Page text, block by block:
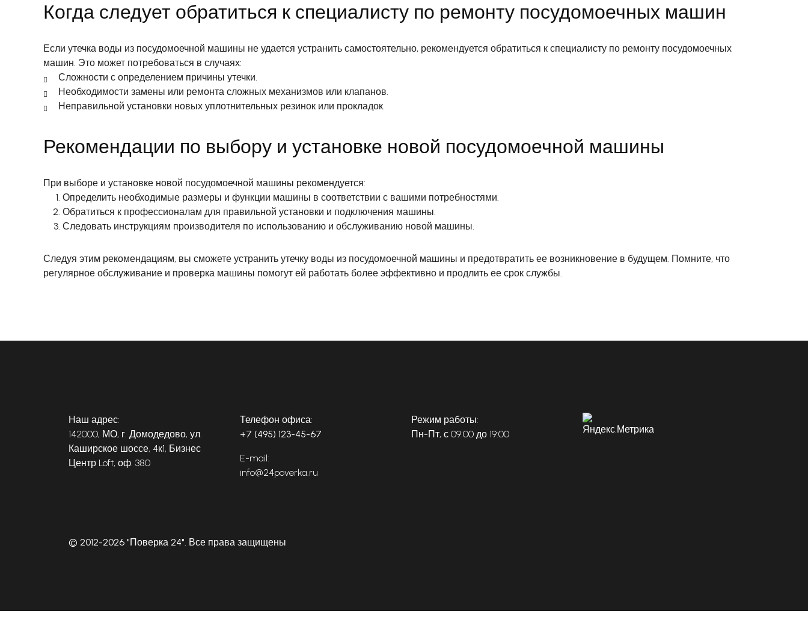
Когда следует обратиться к специалисту по ремонту посудомоечных машин
Если утечка воды из посудомоечной машины не удается устранить самостоятельно, рекомендуется обратиться к специалисту по ремонту посудомоечных
машин. Это может потребоваться в случаях:
Сложности с определением причины утечки.
Необходимости замены или ремонта сложных механизмов или клапанов.
Неправильной установки новых уплотнительных резинок или прокладок.
Рекомендации по выбору и установке новой посудомоечной машины
При выборе и установке новой посудомоечной машины рекомендуется:
Определить необходимые размеры и функции машины в соответствии с вашими потребностями.
Обратиться к профессионалам для правильной установки и подключения машины.
Следовать инструкциям производителя по использованию и обслуживанию новой машины.
Следуя этим рекомендациям, вы сможете устранить утечку воды из посудомоечной машины и предотвратить ее возникновение в будущем. Помните, что
регулярное обслуживание и проверка машины помогут ей работать более эффективно и продлить ее срок службы.
Наш адрес:
142000, МО, г. Домодедово, ул.
Каширское шоссе, 4к1, Бизнес
Центр Loft, оф. 380
Телефон офиса:
+7 (495) 123-45-67
E-mail:
info@24poverka.ru
Режим работы:
Пн-Пт, с 09:00 до 19:00
© 2012-2026 "Поверка 24". Все права защищены